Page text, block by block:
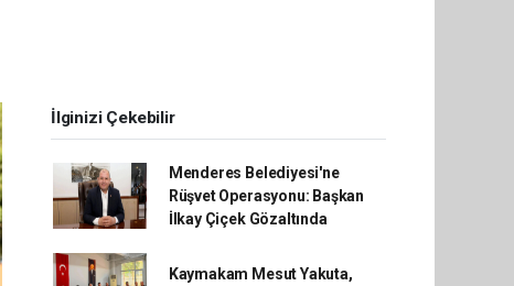
İlginizi Çekebilir
Menderes Belediyesi'ne
Rüşvet Operasyonu: Başkan
İlkay Çiçek Gözaltında
Kaymakam Mesut Yakuta,